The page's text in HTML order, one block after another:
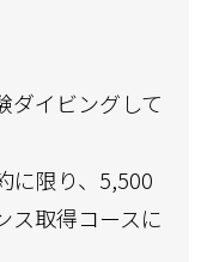
ダイビングして
に限り、5,500
ス取得コースに